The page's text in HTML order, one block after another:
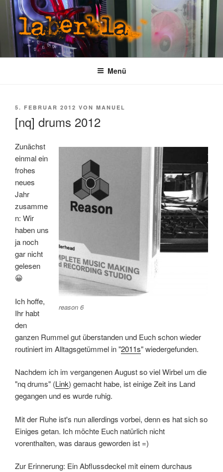
Zum
Inhalt
springen
LABERBLA
laber mal
Menü
VERÖFFENTLICHT
5. FEBRUAR 2012 VON MANUEL
[nq] drums 2012
reason 6
Zunächst
einmal ein
frohes
neues
Jahr
zusamme
n: Wir
haben uns
ja noch
gar nicht
gelesen
😀
Ich hoffe,
Ihr habt
den
ganzen Rummel gut überstanden und Euch schon wieder
routiniert im Alltagsgetümmel in "2011s" wiedergefunden.
Nachdem ich im vergangenen August so viel Wirbel um die
"nq drums" (Link) gemacht habe, ist einige Zeit ins Land
gegangen und es wurde ruhig.
Mit der Ruhe ist's nun allerdings vorbei, denn es hat sich so
Einiges getan. Ich möchte Euch natürlich nicht
vorenthalten, was daraus geworden ist =)
Zur Erinnerung: Ein Abflussdeckel mit einem durchaus